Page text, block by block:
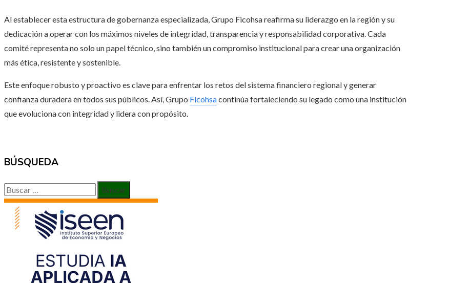
Al establecer esta estructura de gobernanza especializada, Grupo Ficohsa reafirma su liderazgo en la región y su
dedicación a operar con los máximos niveles de integridad, transparencia y responsabilidad corporativa. Cada
comité representa no solo un papel técnico, sino también un compromiso institucional para crear una organización
más ética, resistente y sostenible.
Este enfoque robusto y proactivo es clave para enfrentar los retos del sistema financiero regional y generar
confianza duradera en todos sus públicos. Así, Grupo Ficohsacontinúa fortaleciendo su legado como una institución
que evoluciona con integridad y lidera con propósito.
BÚSQUEDA
Buscar: